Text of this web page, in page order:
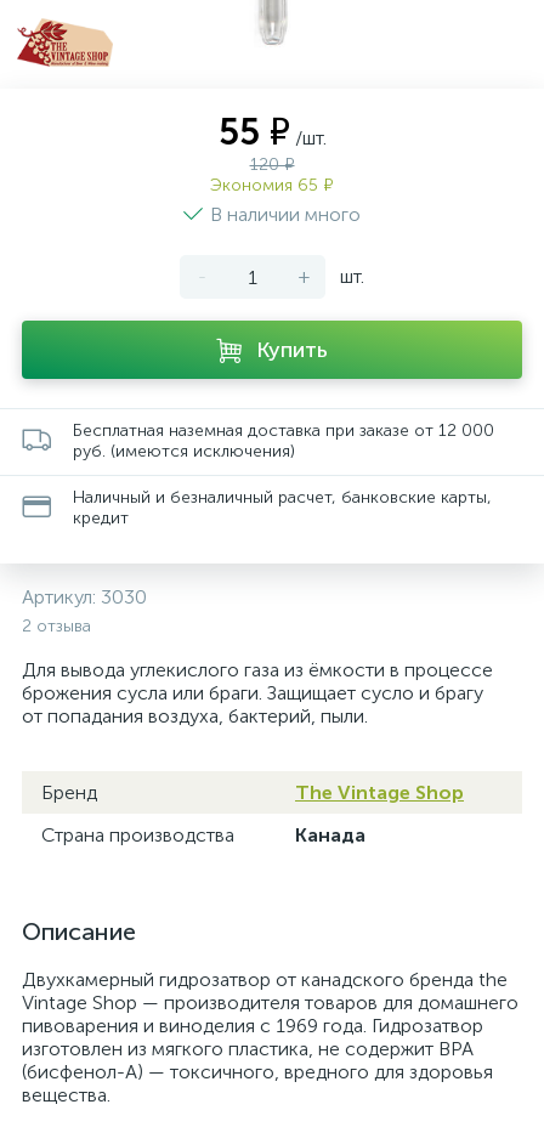
55 ₽ /шт.
120 ₽
Экономия 65 ₽
В наличии много
- + шт.
Купить
Бесплатная наземная доставка при заказе от 12 000
руб. (имеются исключения)
Наличный и безналичный расчет, банковские карты,
кредит
Артикул: 3030
2 отзыва
Для вывода углекислого газа из ёмкости в процессе
брожения сусла или браги. Защищает сусло и брагу
от попадания воздуха, бактерий, пыли.
Бренд
The Vintage Shop
Страна производства
Канада
Описание
Двухкамерный гидрозатвор от канадского бренда the
Vintage Shop — производителя товаров для домашнего
пивоварения и виноделия с 1969 года. Гидрозатвор
изготовлен из мягкого пластика, не содержит BPA
(бисфенол-А) — токсичного, вредного для здоровья
вещества.